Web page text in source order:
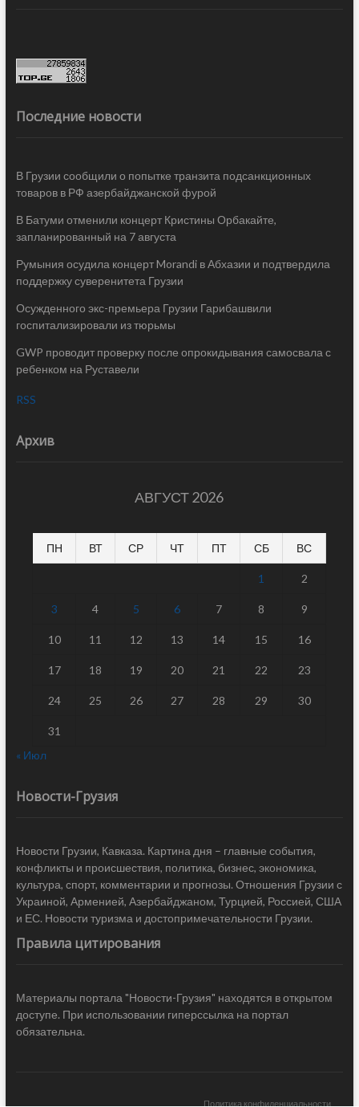
Последние новости
В Грузии сообщили о попытке транзита подсанкционных
товаров в РФ азербайджанской фурой
В Батуми отменили концерт Кристины Орбакайте,
запланированный на 7 августа
Румыния осудила концерт Morandi в Абхазии и подтвердила
поддержку суверенитета Грузии
Осужденного экс-премьера Грузии Гарибашвили
госпитализировали из тюрьмы
GWP проводит проверку после опрокидывания самосвала с
ребенком на Руставели
RSS
Архив
АВГУСТ 2026
ПН ВТ СР ЧТ ПТ СБ ВС
1 2
3 4 5 6 7 8 9
10 11 12 13 14 15 16
17 18 19 20 21 22 23
24 25 26 27 28 29 30
31
« Июл
Новости-Грузия
Новости Грузии, Кавказа. Картина дня – главные события,
конфликты и происшествия, политика, бизнес, экономика,
культура, спорт, комментарии и прогнозы. Отношения Грузии с
Украиной, Арменией, Азербайджаном, Турцией, Россией, США
и ЕС. Новости туризма и достопримечательности Грузии.
Правила цитирования
Материалы портала "Новости-Грузия" находятся в открытом
доступе. При использовании гиперссылка на портал
обязательна.
Политика конфиденциальности